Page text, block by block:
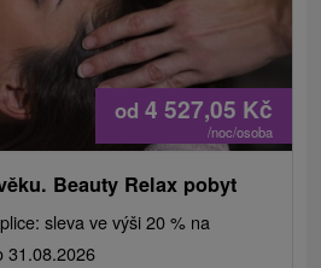
od 4 527,05 Kč
/noc/osoba
Beauty Relax pobyt
sleva ve výši 20 % na
31.08.2026